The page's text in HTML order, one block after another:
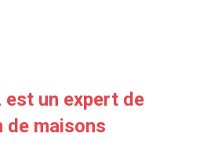
est un expert de
maisons